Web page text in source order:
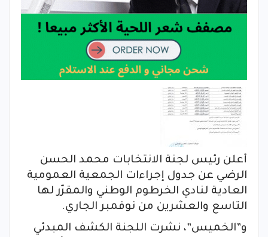
أعلن رئيس لجنة الانتخابات محمد الحسن
الرضي عن جدول إجراءات الجمعية العمومية
العادية لنادي الخرطوم الوطني والمقرّر لها
التاسع والعشرين من نوفمبر الجاري.
و”الخميس”، نشرت اللجنة الكشف المبدئي